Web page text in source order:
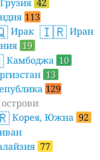
Грузия 42
113
Ирак 🇮🇷 Иран
19
Камбоджа 10
13
129
Корея, Южна 92
77